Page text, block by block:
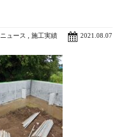
2021.08.07
ニュース 施工実績